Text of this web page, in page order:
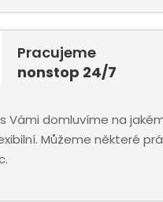
Pracujeme
nonstop 24/7
Vámi domluvíme na
Můžeme některé